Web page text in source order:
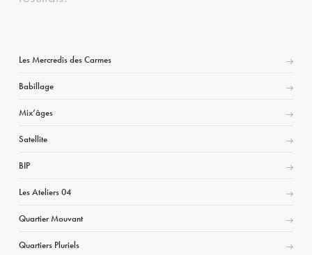
Les Mercredis des Carmes
Babillage
Mix’âges
Satellite
BIP
Les Ateliers 04
Quartier Mouvant
Quartiers Pluriels